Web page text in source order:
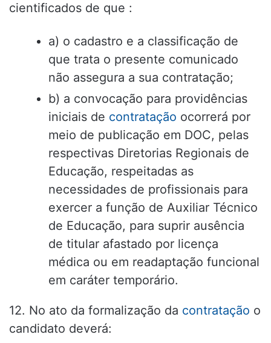
cientificados de que :
a) o cadastro e a classificação de
que trata o presente comunicado
não assegura a sua contratação;
b) a convocação para providências
iniciais de contratação ocorrerá por
meio de publicação em DOC, pelas
respectivas Diretorias Regionais de
Educação, respeitadas as
necessidades de profissionais para
exercer a função de Auxiliar Técnico
de Educação, para suprir ausência
de titular afastado por licença
médica ou em readaptação funcional
em caráter temporário.
12. No ato da formalização da contratação o
candidato deverá: